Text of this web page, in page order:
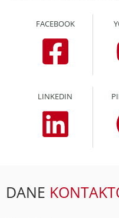
FACEBOOK
LINKEDIN
DANE